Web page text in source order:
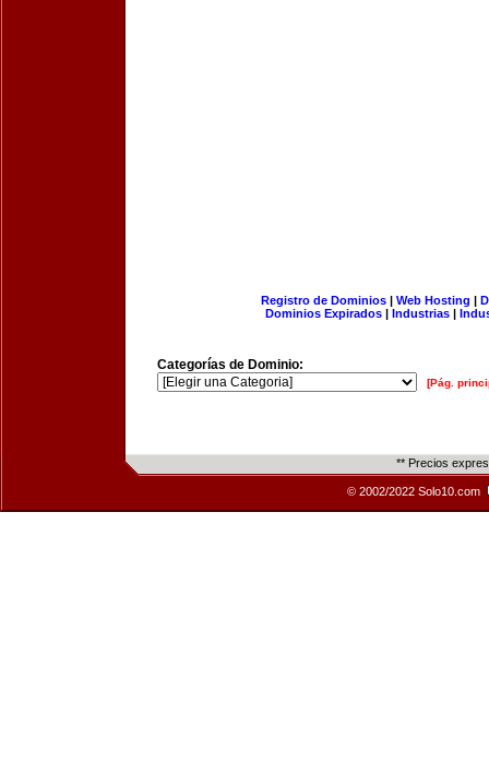
Registro de Dominios| Web Hosting |
Dominios Expirados | Industrias |
Categorías de Dominio:
[Pág.
** Precios
© 2002/2022 Solo10.com